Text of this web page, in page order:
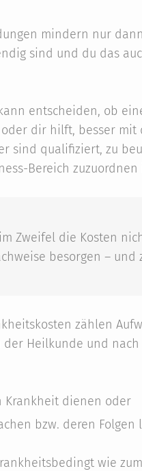
mindern nur
sind und du das
entscheiden, ob
dir hilft, besser mit
sind qualifiziert, zu
Bereich zuzuordnen
Zweifel die Kosten
besorgen –
zählen
Heilkunde und
Krankheit dienen oder
bzw. deren Folgen
wie